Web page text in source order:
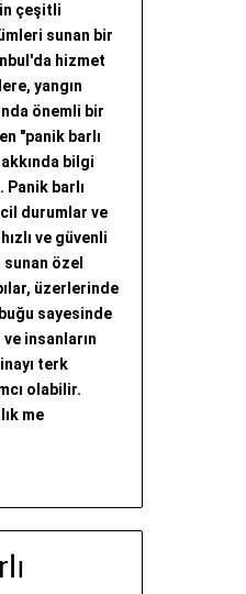
çeşitli
sunan bir
hizmet
yangın
önemli bir
"panik barlı
bilgi
barlı
durumlar ve
ve güvenli
özel
üzerlerinde
sayesinde
insanların
terk
olabilir.
me